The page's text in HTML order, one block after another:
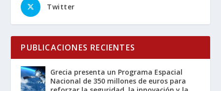
Twitter
PUBLICACIONES RECIENTES
Grecia presenta un Programa Espacial
Nacional de 350 millones de euros para